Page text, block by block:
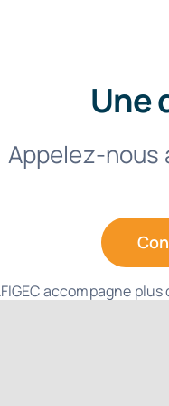
Une
Appelez-nous
accompagne